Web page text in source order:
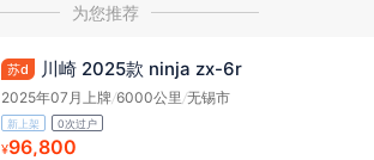
为您推荐
苏d 川崎 2025款 ninja zx-6r
2025年07月上牌/6000公里 /无锡市
新上架 0次过户
¥96,800